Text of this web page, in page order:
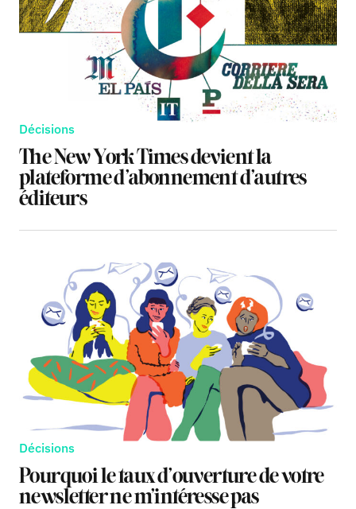
Décisions
The New York Times devient la
plateforme d’abonnement d’autres
éditeurs
Décisions
Pourquoi le taux d’ouverture de votre
newsletter ne m’intéresse pas